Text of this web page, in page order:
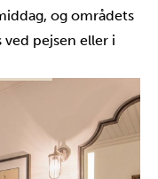
og områdets
pejsen eller i